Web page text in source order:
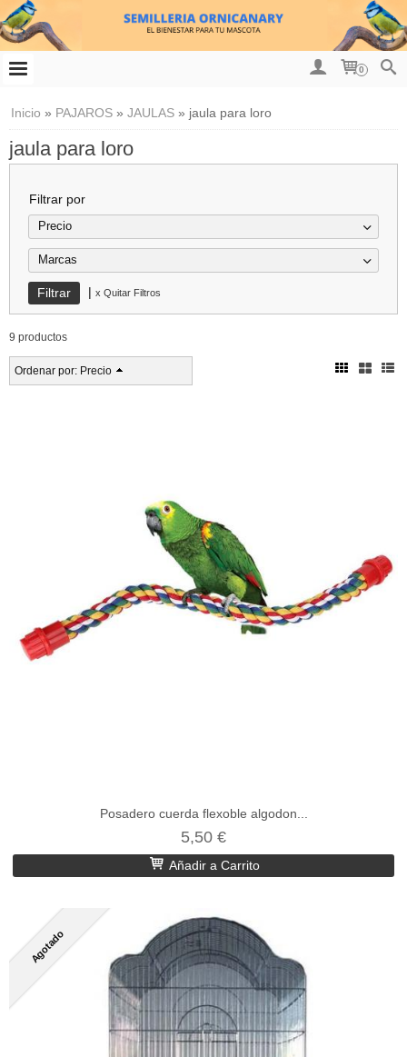
0
Inicio » PAJAROS » JAULAS » jaula para loro
jaula para loro
Filtrar por
Precio
Marcas
| x Quitar Filtros
9 productos
Ordenar por: Precio
Posadero cuerda flexoble algodon...
5,50 €
Añadir a Carrito
Agotado